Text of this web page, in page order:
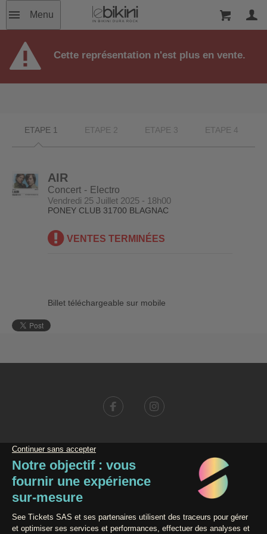
Menu
Cette représentation n'est plus en vente.
ETAPE 1 ETAPE 2 ETAPE 3 ETAPE 4
AIR
Concert
Electro
Vendredi 25 Juillet 2025 - 18h00
PONEY CLUB 31700 BLAGNAC
VENTES TERMINÉES
Billet téléchargeable sur mobile
Conditions générales de vente
Données personnelles